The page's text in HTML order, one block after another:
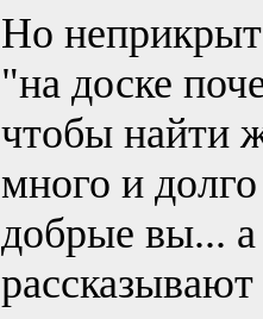
Но
"на доске
чтобы найти
много и
добрые вы... а
рассказывают